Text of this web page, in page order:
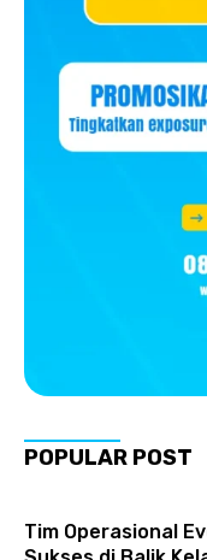
POPULAR POST
Tim Operasional